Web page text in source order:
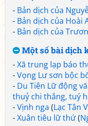
- Bản dịch của
- Bản dịch của Hoài
- Bản dịch của
Một số bài dịch
-Xã trung lạp báo
-Vọng Lư sơn bộc
- Du Tiên Lữ động
thuỷ chi thắng, tuý
-Vịnh nga (Lạc Tân
-Xuân tiêu lữ thứ(